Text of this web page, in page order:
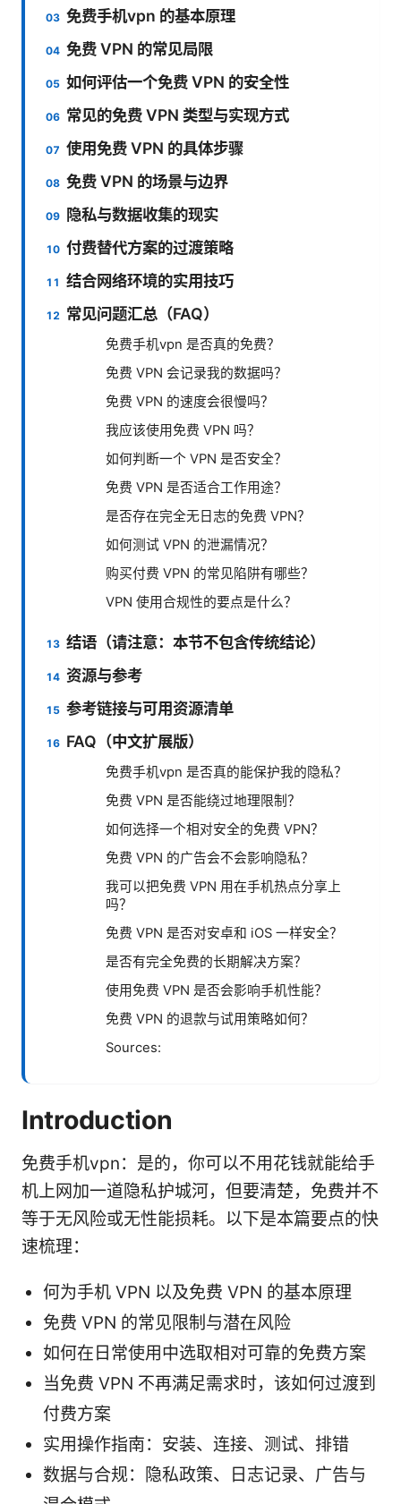
免费手机vpn 的基本原理
免费 VPN 的常见局限
如何评估一个免费 VPN 的安全性
常见的免费 VPN 类型与实现方式
使用免费 VPN 的具体步骤
免费 VPN 的场景与边界
隐私与数据收集的现实
付费替代方案的过渡策略
结合网络环境的实用技巧
常见问题汇总（FAQ）
免费手机vpn 是否真的免费？
免费 VPN 会记录我的数据吗？
免费 VPN 的速度会很慢吗？
我应该使用免费 VPN 吗？
如何判断一个 VPN 是否安全？
免费 VPN 是否适合工作用途？
是否存在完全无日志的免费 VPN？
如何测试 VPN 的泄漏情况？
购买付费 VPN 的常见陷阱有哪些？
VPN 使用合规性的要点是什么？
结语（请注意：本节不包含传统结论）
资源与参考
参考链接与可用资源清单
FAQ（中文扩展版）
免费手机vpn 是否真的能保护我的隐私？
免费 VPN 是否能绕过地理限制？
如何选择一个相对安全的免费 VPN？
免费 VPN 的广告会不会影响隐私？
我可以把免费 VPN 用在手机热点分享上
吗？
免费 VPN 是否对安卓和 iOS 一样安全？
是否有完全免费的长期解决方案？
使用免费 VPN 是否会影响手机性能？
免费 VPN 的退款与试用策略如何？
Sources:
Introduction
免费手机vpn：是的，你可以不用花钱就能给手
机上网加一道隐私护城河，但要清楚，免费并不
等于无风险或无性能损耗。以下是本篇要点的快
速梳理：
何为手机 VPN 以及免费 VPN 的基本原理
免费 VPN 的常见限制与潜在风险
如何在日常使用中选取相对可靠的免费方案
当免费 VPN 不再满足需求时，该如何过渡到
付费方案
实用操作指南：安装、连接、测试、排错
数据与合规：隐私政策、日志记录、广告与